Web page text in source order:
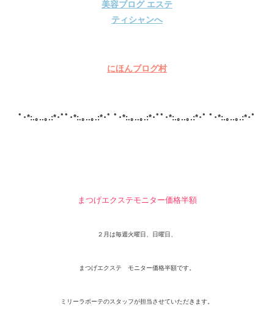
にほんブログ村
ﾟ･*:.｡..｡.:*･ﾟﾟ･*:.｡..｡.:*･ﾟ ﾟ･*:.｡..｡.:*･ﾟﾟ･*:.｡..｡.:*･ﾟ ﾟ･*:.｡..｡.:*･ﾟ
まつげエクステモニター価格半額
２月は毎週火曜日、日曜日、
まつげエクステ モニター価格半額です。
ミリーラボーテのスタッフが担当させていただきます。